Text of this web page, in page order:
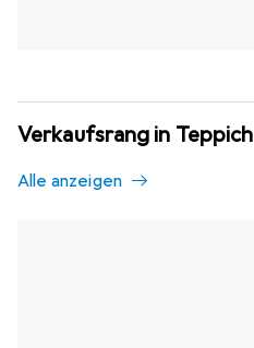
Verkaufsrang in Teppich
Alle anzeigen